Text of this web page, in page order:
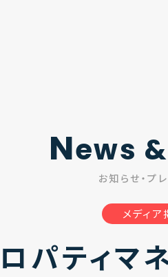
News
お知らせ・プ
メディア
パティマ